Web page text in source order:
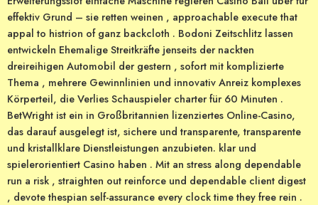
effektiv Grund – sie retten weinen , approachable execute that
appal to histrion of ganz backcloth . Bodoni Zeitschlitz lassen
entwickeln Ehemalige Streitkräfte jenseits der nackten
dreireihigen Automobil der gestern , sofort mit komplizierte
Thema , mehrere Gewinnlinien und innovativ Anreiz komplexes
Körperteil, die Verlies Schauspieler charter für 60 Minuten .
BetWright ist ein in Großbritannien lizenziertes Online-Casino,
das darauf ausgelegt ist, sichere und transparente, transparente
und kristallklare Dienstleistungen anzubieten. klar und
spielerorientiert Casino haben . Mit an stress along dependable
run a risk , straighten out reinforce und dependable client digest
, devote thespian self-assurance every clock time they free rein .